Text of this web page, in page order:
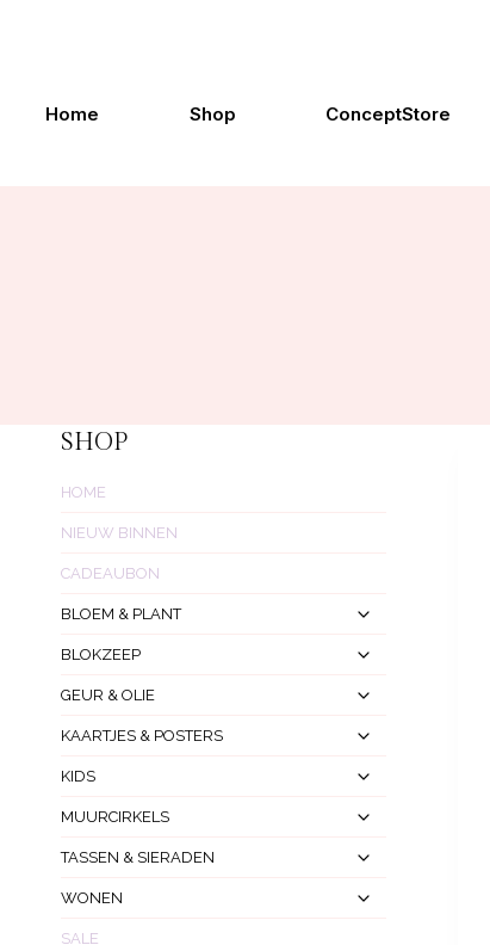
Home Shop ConceptStore
SHOP
HOME
NIEUW BINNEN
CADEAUBON
BLOEM & PLANT
Toggle
BLOKZEEP
Toggle
GEUR & OLIE
Toggle
KAARTJES & POSTERS
Toggle
KIDS
Toggle
MUURCIRKELS
Toggle
TASSEN & SIERADEN
Toggle
WONEN
Toggle
SALE